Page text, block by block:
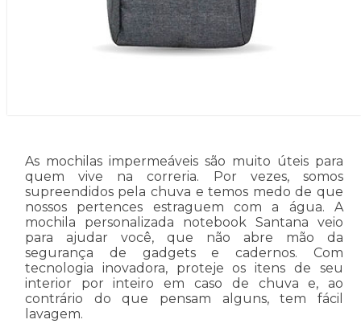
As mochilas impermeáveis são muito úteis para
quem vive na correria. Por vezes, somos
supreendidos pela chuva e temos medo de que
nossos pertences estraguem com a água. A
mochila personalizada notebook Santana veio
para ajudar você, que não abre mão da
segurança de gadgets e cadernos. Com
tecnologia inovadora, proteje os itens de seu
interior por inteiro em caso de chuva e, ao
contrário do que pensam alguns, tem fácil
lavagem.